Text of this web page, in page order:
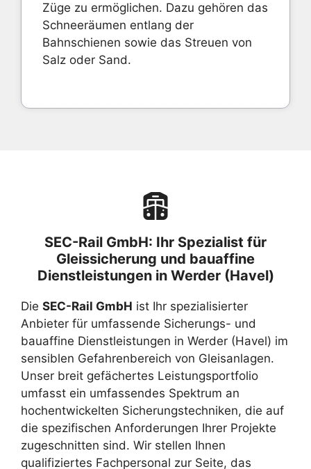
Züge zu ermöglichen. Dazu gehören das
Schneeräumen entlang der
Bahnschienen sowie das Streuen von
Salz oder Sand.
SEC-Rail GmbH: Ihr Spezialist für
Gleissicherung und bauaffine
Dienstleistungen in Werder (Havel)
Die SEC-Rail GmbH ist Ihr spezialisierter
Anbieter für umfassende Sicherungs- und
bauaffine Dienstleistungen in Werder (Havel) im
sensiblen Gefahrenbereich von Gleisanlagen.
Unser breit gefächertes Leistungsportfolio
umfasst ein umfassendes Spektrum an
hochentwickelten Sicherungstechniken, die auf
die spezifischen Anforderungen Ihrer Projekte
zugeschnitten sind. Wir stellen Ihnen
qualifiziertes Fachpersonal zur Seite, das